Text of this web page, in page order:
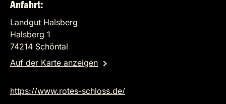
Anfahrt:
Landgut Halsberg
Halsberg 1
74214 Schöntal
Auf der Karte anzeigen
https://www.rotes-schloss.de/